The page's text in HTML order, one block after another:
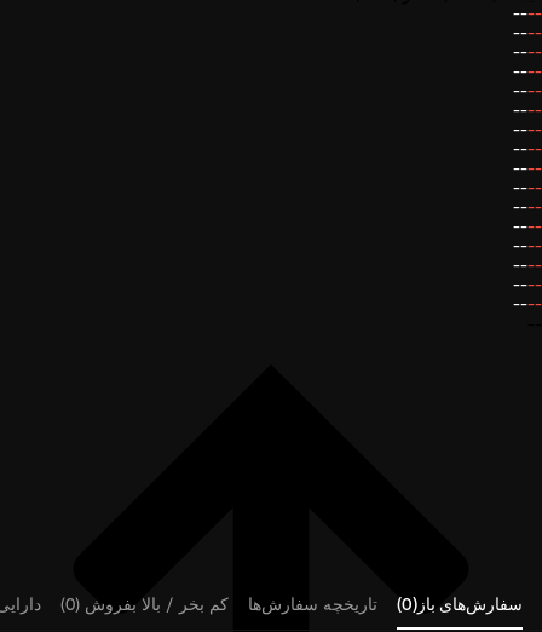
--
--
--
--
--
--
--
--
--
--
--
--
--
--
--
--
--
--
--
--
--
--
--
--
--
--
--
--
--
--
--
--
سفارش‌های باز(0) تاریخچه سفارش‌ها کم بخر / بالا بفروش (0)